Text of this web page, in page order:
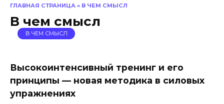
ГЛАВНАЯ СТРАНИЦА » В ЧЕМ СМЫСЛ
В чем смысл
В ЧЕМ СМЫСЛ
Высокоинтенсивный тренинг и его
принципы — новая методика в силовых
упражнениях